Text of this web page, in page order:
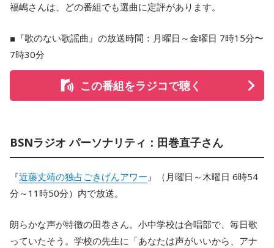
福嶋さんは、どの番組でも選曲に定評があります。
■『歌のない歌謡曲』の放送時間：月曜日～金曜日 7時15分〜
7時30分
この番組をラジコで聴く
BSNラジオ パーソナリティ：田巻直子さん
『近藤丈靖の独占ごきげんアワー』（月曜日～木曜日 6時54
分～11時50分）内で放送。
朗らかな声が特徴の田巻さん。小中学校は合唱部で、毎日歌
っていたそう。学校の先生に「あなたは声がいいから、アナ